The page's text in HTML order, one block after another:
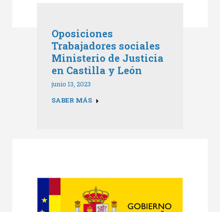
Oposiciones
Trabajadores sociales
Ministerio de Justicia
en Castilla y León
junio 13, 2023
SABER MÁS